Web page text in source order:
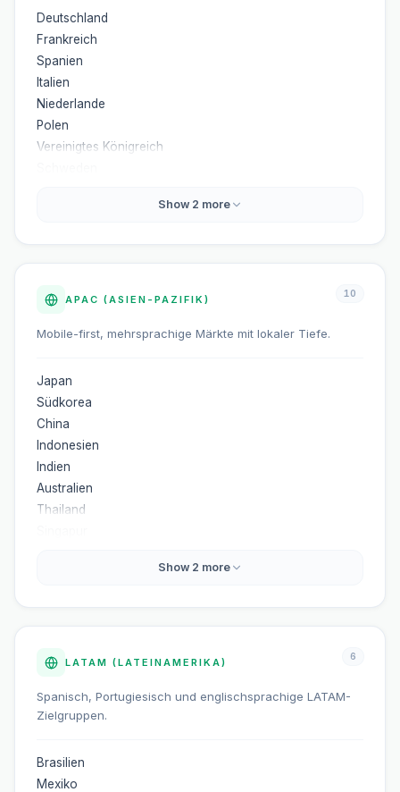
Deutschland
Frankreich
Spanien
Italien
Niederlande
Polen
Vereinigtes Königreich
Show 2 more
APAC (ASIEN-PAZIFIK) 10
Mobile-first, mehrsprachige Märkte mit lokaler Tiefe.
Japan
Südkorea
China
Indonesien
Indien
Australien
Thailand
Show 2 more
LATAM (LATEINAMERIKA) 6
Spanisch, Portugiesisch und englischsprachige LATAM-
Zielgruppen.
Brasilien
Mexiko